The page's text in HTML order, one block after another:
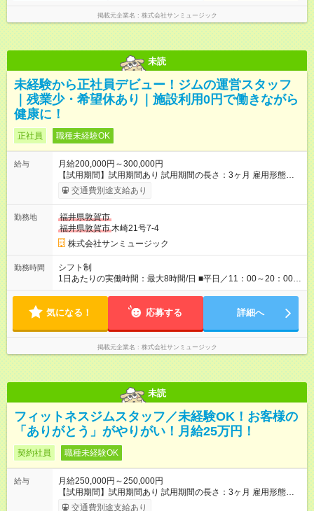
掲載元企業名 株式会社サンミュージック
未読
未経験から正社員デビュー！ジムの運営スタッフ
｜残業少・希望休あり｜施設利用0円で働きながら
健康に！
正社員 職種未経験OK
給与
月給200,000円～300,000円
【試用期間】試用期間あり 試用期間の長さ：3ヶ月 雇用形態、
給与は本採用時と同じです。
交通費別途支給あり
勤務地
福井県敦賀市
福井県敦賀市木崎21号7-4
株式会社サンミュージック
勤務時間
シフト制
1日あたりの実働時間：最大8時間/日 ■平日／11：00～20：00 ■
土日祝／10：00～19：00
気になる！ 応募する 詳細へ
掲載元企業名 株式会社サンミュージック
未読
フィットネスジムスタッフ／未経験OK！お客様の
「ありがとう」がやりがい！月給25万円！
契約社員 職種未経験OK
給与
月給250,000円～250,000円
【試用期間】試用期間あり 試用期間の長さ：3ヶ月 雇用形態、
給与は本採用時と同じです。
交通費別途支給あり